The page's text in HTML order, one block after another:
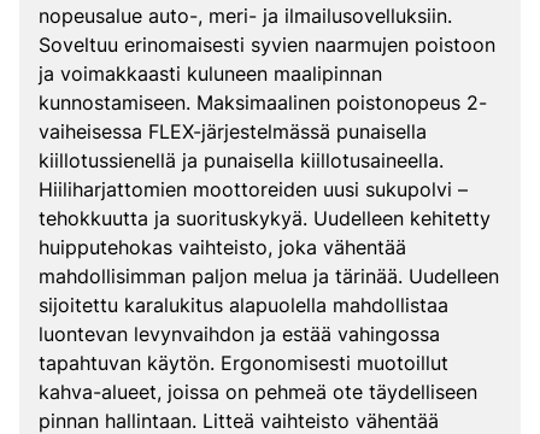
nopeusalue auto-, meri- ja ilmailusovelluksiin.
Soveltuu erinomaisesti syvien naarmujen poistoon
ja voimakkaasti kuluneen maalipinnan
kunnostamiseen. Maksimaalinen poistonopeus 2-
vaiheisessa FLEX-järjestelmässä punaisella
kiillotussienellä ja punaisella kiillotusaineella.
Hiiliharjattomien moottoreiden uusi sukupolvi –
tehokkuutta ja suorituskykyä. Uudelleen kehitetty
huipputehokas vaihteisto, joka vähentää
mahdollisimman paljon melua ja tärinää. Uudelleen
sijoitettu karalukitus alapuolella mahdollistaa
luontevan levynvaihdon ja estää vahingossa
tapahtuvan käytön. Ergonomisesti muotoillut
kahva-alueet, joissa on pehmeä ote täydelliseen
pinnan hallintaan. Litteä vaihteisto vähentää